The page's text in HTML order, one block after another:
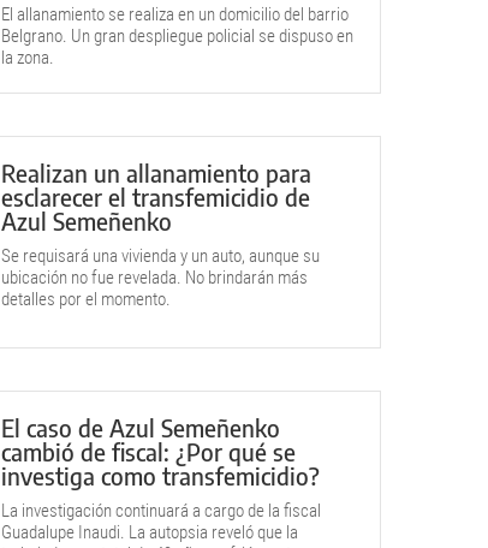
El allanamiento se realiza en un domicilio del barrio
Belgrano. Un gran despliegue policial se dispuso en
la zona.
Realizan un allanamiento para
esclarecer el transfemicidio de
Azul Semeñenko
Se requisará una vivienda y un auto, aunque su
ubicación no fue revelada. No brindarán más
detalles por el momento.
El caso de Azul Semeñenko
cambió de fiscal: ¿Por qué se
investiga como transfemicidio?
La investigación continuará a cargo de la fiscal
Guadalupe Inaudi. La autopsia reveló que la